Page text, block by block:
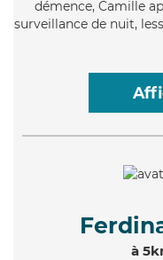
démence, Camille
surveillance de nuit,
à